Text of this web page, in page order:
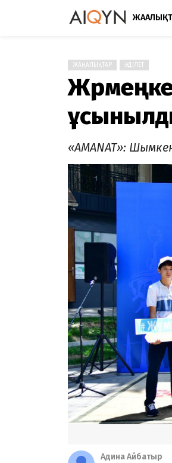
ЖАҢАЛЫҚТАР ӘДІЛЕТ
«AMANAT»:
Адина Айбатыр